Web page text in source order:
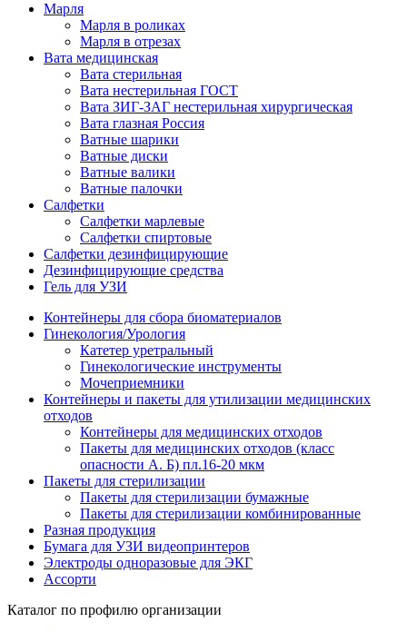
Марля
Марля в роликах
Марля в отрезах
Вата медицинская
Вата стерильная
Вата нестерильная ГОСТ
Вата ЗИГ-ЗАГ нестерильная хирургическая
Вата глазная Россия
Ватные шарики
Ватные диски
Ватные валики
Ватные палочки
Салфетки
Салфетки марлевые
Салфетки спиртовые
Салфетки дезинфицирующие
Дезинфицирующие средства
Гель для УЗИ
Контейнеры для сбора биоматериалов
Гинекология/Урология
Катетер уретральный
Гинекологические инструменты
Мочеприемники
Контейнеры и пакеты для утилизации медицинских
отходов
Контейнеры для медицинских отходов
Пакеты для медицинских отходов (класс
опасности А. Б) пл.16-20 мкм
Пакеты для стерилизации
Пакеты для стерилизации бумажные
Пакеты для стерилизации комбинированные
Разная продукция
Бумага для УЗИ видеопринтеров
Электроды одноразовые для ЭКГ
Ассорти
Каталог по профилю организации